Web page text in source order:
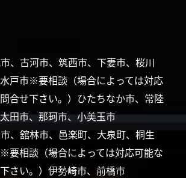
、古河市、筑西市、下妻市、桜川
戸市※要相談（場合によっては対応
合せ下さい。）ひたちなか市、常陸
田市、那珂市、小美玉市
、舘林市、邑楽町、大泉町、桐生
要相談（場合によっては対応可能な
さい。）伊勢崎市、前橋市